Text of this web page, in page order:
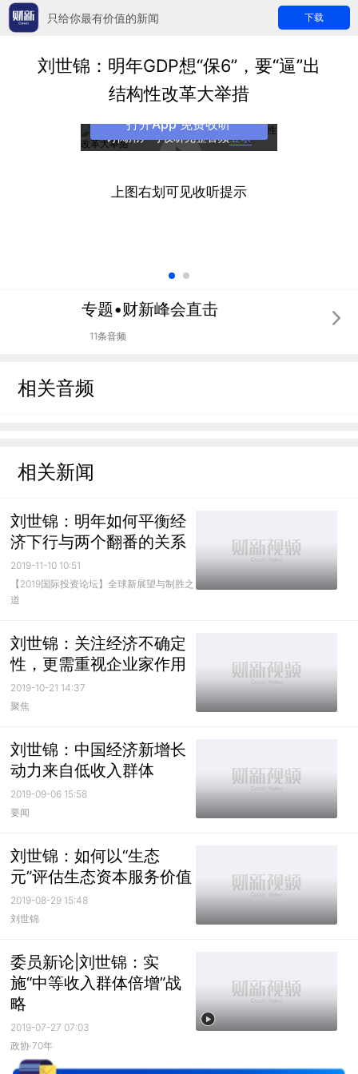
只给你最有价值的新闻 下载
刘世锦：明年GDP想“保6”，要“逼”出
结构性改革大举措
订阅用户可收听完整音频登录
打开App 免费收听
上图右划可见收听提示
专题•财新峰会直击
11条音频
相关音频
相关新闻
刘世锦：明年如何平衡经
济下行与两个翻番的关系
2019-11-10 10:51
【2019国际投资论坛】全球新展望与制胜之
道
刘世锦：关注经济不确定
性，更需重视企业家作用
2019-10-21 14:37
聚焦
刘世锦：中国经济新增长
动力来自低收入群体
2019-09-06 15:58
要闻
刘世锦：如何以“生态
元”评估生态资本服务价值
2019-08-29 15:48
刘世锦
委员新论|刘世锦：实
施“中等收入群体倍增”战
略
2019-07-27 07:03
政协·70年